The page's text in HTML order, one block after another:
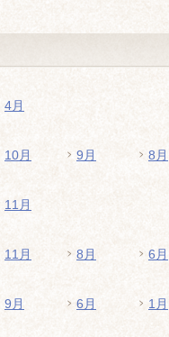
4月
10月 9月 8月
11月
11月 8月 6月
9月 6月 1月